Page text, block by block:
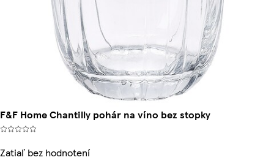
F&F Home Chantilly pohár na víno bez stopky
Zatiaľ bez hodnotení